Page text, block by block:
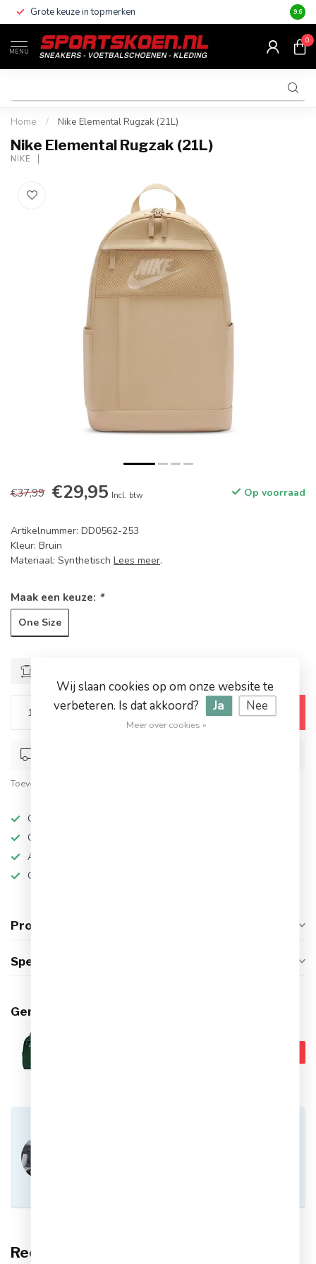
Grote keuze in topmerken Altijd
9.6
MENU
0
Home / Nike Elemental Rugzak (21L)
Nike Elemental Rugzak (21L)
NIKE
€37,99 €29,95 Incl. btw Op voorraad
Artikelnummer: DD0562-253
Kleur: Bruin
Materiaal: Synthetisch Lees meer.
Maak een keuze: *
One Size
Toevoegen aan winkelwagen
Toevoegen om te vergelijken
Op werkdagen besteld, dezelfde dag verzonden
Grote keuze in topmerken
Altijd hoge kortingen
Gratis verzending vanaf €94,95!
Productomschrijving
Specificaties
Gerelateerde producten
Recent bekeken
Wij slaan cookies op om onze website te
verbeteren. Is dat akkoord?
Ja Nee
Meer over cookies »